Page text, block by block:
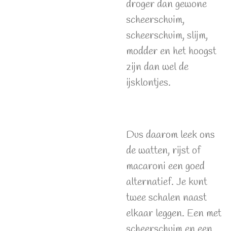
droger dan gewone
scheerschuim,
scheerschuim, slijm,
modder en het hoogst
zijn dan wel de
ijsklontjes.
Dus daarom leek ons
de watten, rijst of
macaroni een goed
alternatief. Je kunt
twee schalen naast
elkaar leggen. Een met